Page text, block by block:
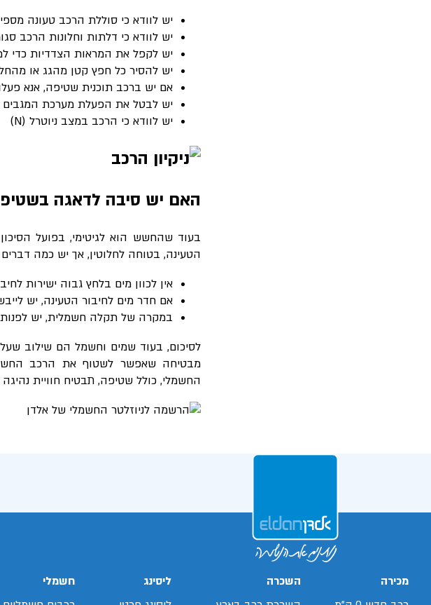
יש לוודא כי סוללת הרכב טעונה
יש לוודא כי דלתות וחלונות הרכב
יש לקפל את המראות הצדדיות כדי
יש להסיר כל חפץ קטן מהגג או
אם יש ברכב תוכנית שטיפה, אנא
יש לבטל את הפעלת מערכת המגבים
יש לוודא כי הרכב במצב ניוטרל (N
)
האם יש סיבה לדאגה
בעוד שהחשש הוא לגיטימי, בפועל
הטעינה, בטוחה לחלוטין, אך יש כמה
אין לכוון מים בלחץ גבוה ישירות
אם חדר מים לחיבור הטעינה, יש
במקרה של תקלה חשמלית, יש לפנות
לסיכום, בעוד שמים וחשמל הם שילוב
מבטיחה שאפשר לשטוף את הרכב
החשמלי, כולל שטיפה, תבטיח חוויית
מכירה
השכרה
ליסינג
חשמלי